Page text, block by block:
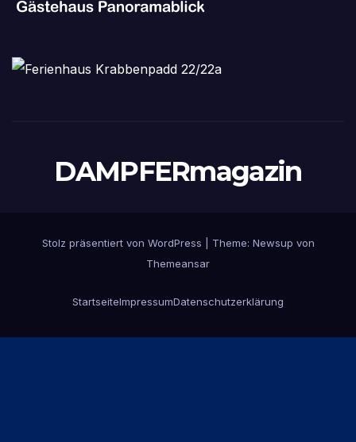
DAMPFERmagazin
Stolz präsentiert von WordPress Theme: Newsup von
Themeansar
StartseiteImpressumDatenschutzerklärung